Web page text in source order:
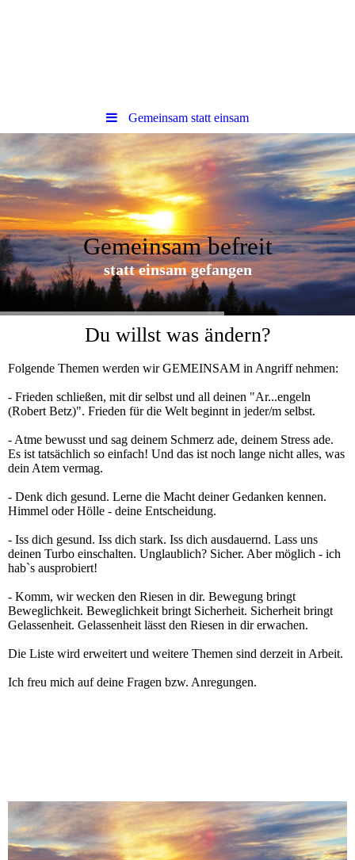
Gemeinsam statt einsam
Gemeinsam befreit
statt einsam gefangen
Du willst was ändern?
Folgende Themen werden wir GEMEINSAM in Angriff nehmen:
- Frieden schließen, mit dir selbst und all deinen "Ar...engeln
(Robert Betz)". Frieden für die Welt beginnt in jeder/m selbst.
- Atme bewusst und sag deinem Schmerz ade, deinem Stress ade.
Es ist tatsächlich so einfach! Und das ist noch lange nicht alles, was
dein Atem vermag.
- Denk dich gesund. Lerne die Macht deiner Gedanken kennen.
Himmel oder Hölle - deine Entscheidung.
- Iss dich gesund. Iss dich stark. Iss dich ausdauernd. Lass uns
deinen Turbo einschalten. Unglaublich? Sicher. Aber möglich - ich
hab`s ausprobiert!
- Komm, wir wecken den Riesen in dir. Bewegung bringt
Beweglichkeit. Beweglichkeit bringt Sicherheit. Sicherheit bringt
Gelassenheit. Gelassenheit lässt den Riesen in dir erwachen.
Die Liste wird erweitert und weitere Themen sind derzeit in Arbeit.
Ich freu mich auf deine Fragen bzw. Anregungen.